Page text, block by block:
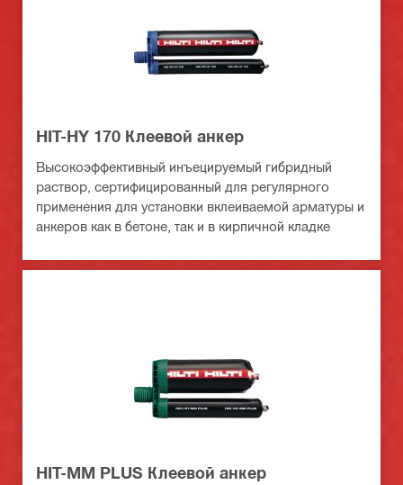
HIT-HY 170 Клеевой анкер
Высокоэффективный инъецируемый гибридный
раствор, сертифицированный для регулярного
применения для установки вклеиваемой арматуры и
анкеров как в бетоне, так и в кирпичной кладке
HIT-MM PLUS Клеевой анкер